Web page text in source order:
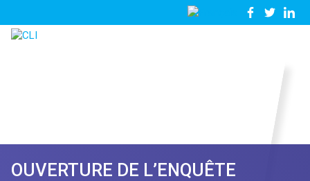
28
23
contacter
OUVERTURE DE L’ENQUÊTE